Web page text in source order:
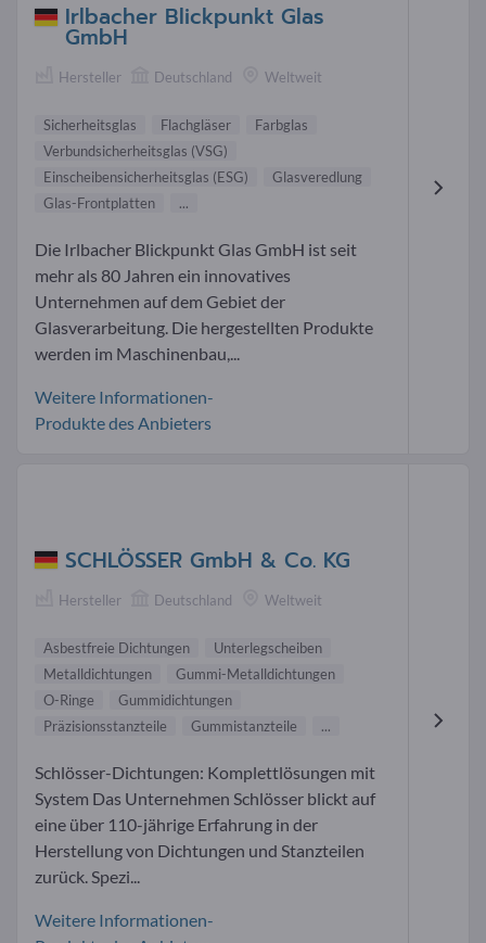
Irlbacher Blickpunkt Glas
GmbH
Hersteller Deutschland Weltweit
Sicherheitsglas Flachgläser
Farbglas
Verbundsicherheitsglas (VSG)
Einscheibensicherheitsglas (ESG)
Glasveredlung
Glas-Frontplatten
...
Die Irlbacher Blickpunkt Glas GmbH ist seit
mehr als 80 Jahren ein innovatives
Unternehmen auf dem Gebiet der
Glasverarbeitung. Die hergestellten Produkte
werden im Maschinenbau,...
Weitere Informationen-
Produkte des Anbieters
SCHLÖSSER GmbH & Co. KG
Hersteller Deutschland Weltweit
Asbestfreie Dichtungen
Unterlegscheiben
Metalldichtungen
Gummi-Metalldichtungen
O-Ringe
Gummidichtungen
Präzisionsstanzteile
Gummistanzteile ...
Schlösser-Dichtungen: Komplettlösungen mit
System Das Unternehmen Schlösser blickt auf
eine über 110-jährige Erfahrung in der
Herstellung von Dichtungen und Stanzteilen
zurück. Spezi...
Weitere Informationen-